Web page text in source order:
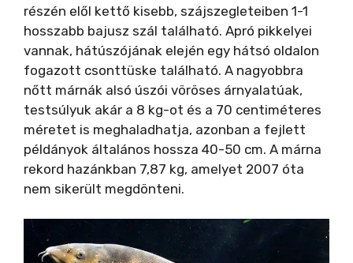
részén elől kettő kisebb, szájszegleteiben 1-1
hosszabb bajusz szál található. Apró pikkelyei
vannak, hátúszójának elején egy hátsó oldalon
fogazott csonttüske található. A nagyobbra
nőtt márnák alsó úszói vöröses árnyalatúak,
testsúlyuk akár a 8 kg-ot és a 70 centiméteres
méretet is meghaladhatja, azonban a fejlett
példányok általános hossza 40-50 cm. A márna
rekord hazánkban 7,87 kg, amelyet 2007 óta
nem sikerült megdönteni.